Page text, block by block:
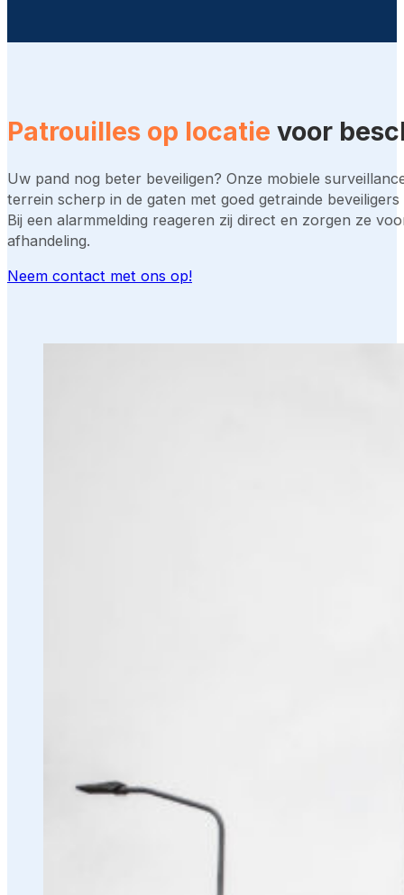
Patrouilles op locatie voor
Uw pand nog beter beveiligen? Onze mobiele
terrein scherp in de gaten met goed getrainde
Bij een alarmmelding reageren zij direct en zorgen ze
afhandeling.
Neem contact met ons op!